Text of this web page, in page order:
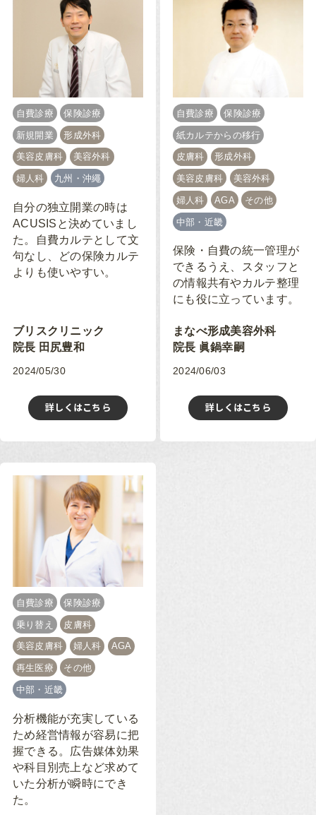
自費診療 保険診療
新規開業 形成外科
美容皮膚科 美容外科
婦人科 九州・沖繩
ブリスクリニック
院長 田尻豊和
自分の独立開業の時は
ACUSISと決めていまし
た。自費カルテとして文
句なし、どの保険カルテ
よりも使いやすい。
2024/05/30
詳しくはこちら
自費診療 保険診療
紙カルテからの移行
皮膚科 形成外科
美容皮膚科 美容外科
婦人科 AGA その他
中部・近畿
まなべ形成美容外科
院長 眞鍋幸嗣
保険・自費の統一管理が
できるうえ、スタッフと
の情報共有やカルテ整理
にも役に立っています。
2024/06/03
詳しくはこちら
自費診療 保険診療
乗り替え 皮膚科
美容皮膚科 婦人科 AGA
再生医療 その他
中部・近畿
分析機能が充実している
ため経営情報が容易に把
握できる。広告媒体効果
や科目別売上など求めて
いた分析が瞬時にでき
た。